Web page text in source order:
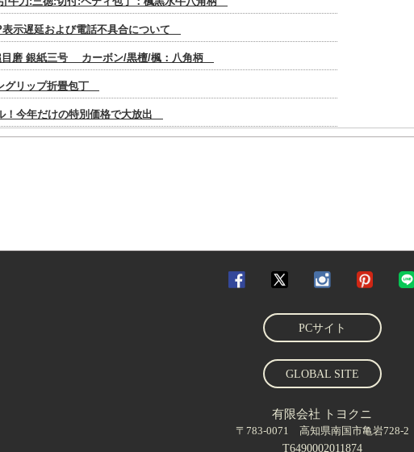
PCサイト
GLOBAL SITE
有限会社 トヨクニ
〒783-0071 高知県南国市亀岩728-2
T6490002011874